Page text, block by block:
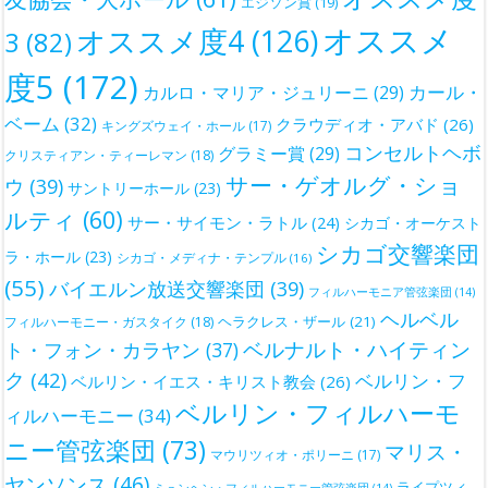
3 (82) オススメ度4 (126)オススメ
度5 (172) カルロ・マリア・ジュリーニ (29) カール・
ベーム (32) キングズウェイ・ホール (17) クラウディオ・アバド (26)
クリスティアン・ティーレマン (18) グラミー賞 (29) コンセルトヘボ
ウ (39) サントリーホール (23) サー・ゲオルグ・ショ
ルティ (60) サー・サイモン・ラトル (24) シカゴ・オーケスト
ラ・ホール (23) シカゴ・メディナ・テンプル (16) シカゴ交響楽団
(55) バイエルン放送交響楽団 (39) フィルハーモニア管弦楽団 (14)
フィルハーモニー・ガスタイク (18) ヘラクレス・ザール (21) ヘルベル
ト・フォン・カラヤン (37)ベルナルト・ハイティン
ク (42) ベルリン・イエス・キリスト教会 (26) ベルリン・フ
ィルハーモニー (34)ベルリン・フィルハーモ
ニー管弦楽団 (73) マウリツィオ・ポリーニ (17) マリス・